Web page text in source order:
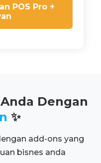
POS Pro +
Dengan
✨
add-ons yang
bisnes anda